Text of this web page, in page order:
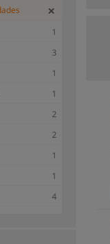
1
3
1
1
2
2
1
1
4